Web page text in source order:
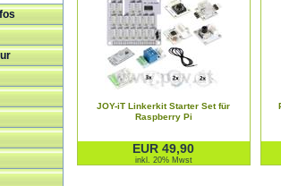
JOY-iT Linkerkit Starter Set für
Raspberry Pi
EUR 49,90
inkl. 20% Mwst